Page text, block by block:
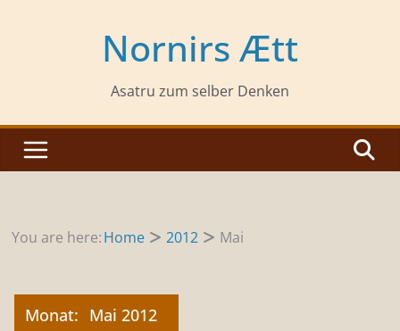
Nornirs Ætt
Asatru zum selber Denken
You are here:Home 2012 Mai
Monat: Mai 2012